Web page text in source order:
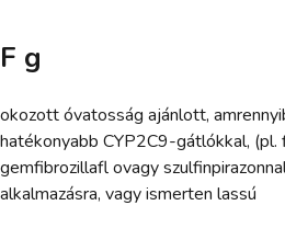
F g
okozott óvatosság ajánlott,
hatékonyabb CYP2C9-gátlókkal, (pl.
gemfibrozillafl ovagy
alkalmazásra, vagy ismerten lassú